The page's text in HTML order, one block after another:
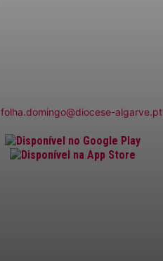
folha.domingo@diocese-algarve.pt